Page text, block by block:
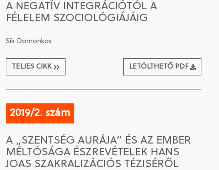
A NEGATÍV INTEGRÁCIÓTÓL A
FÉLELEM SZOCIOLÓGIÁJÁIG
Sik Domonkos
TELJES CIKK LETÖLTHETŐ PDF
2019/2. szám
A „SZENTSÉG AURÁJA” ÉS AZ EMBER
MÉLTÓSÁGA ÉSZREVÉTELEK HANS
JOAS SZAKRALIZÁCIÓS TÉZISÉRŐL